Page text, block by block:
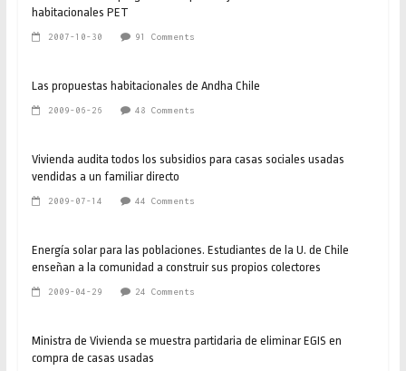
habitacionales PET
2007-10-30 91 Comments
Las propuestas habitacionales de Andha Chile
2009-06-26 48 Comments
Vivienda audita todos los subsidios para casas sociales usadas
vendidas a un familiar directo
2009-07-14 44 Comments
Energía solar para las poblaciones. Estudiantes de la U. de Chile
enseñan a la comunidad a construir sus propios colectores
2009-04-29 24 Comments
Ministra de Vivienda se muestra partidaria de eliminar EGIS en
compra de casas usadas